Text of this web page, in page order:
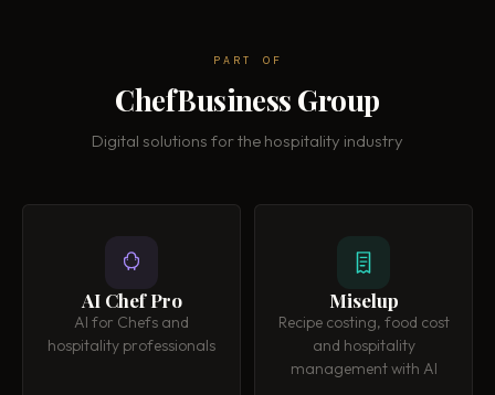
PART OF
ChefBusiness Group
Digital solutions for the hospitality industry
AI Chef Pro
AI for Chefs and
hospitality professionals
Miselup
Recipe costing, food cost
and hospitality
management with AI